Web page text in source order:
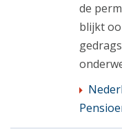
de
blijkt